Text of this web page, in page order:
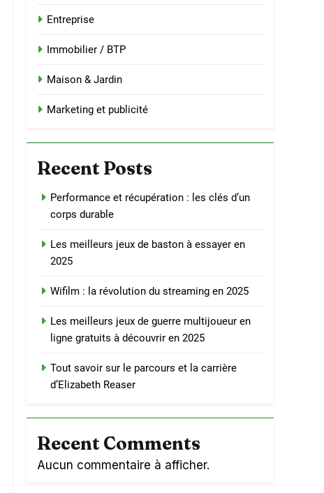
Entreprise
Immobilier / BTP
Maison & Jardin
Marketing et publicité
Recent Posts
Performance et récupération : les clés d’un
corps durable
Les meilleurs jeux de baston à essayer en
2025
Wifilm : la révolution du streaming en 2025
Les meilleurs jeux de guerre multijoueur en
ligne gratuits à découvrir en 2025
Tout savoir sur le parcours et la carrière
d’Elizabeth Reaser
Recent Comments
Aucun commentaire à afficher.